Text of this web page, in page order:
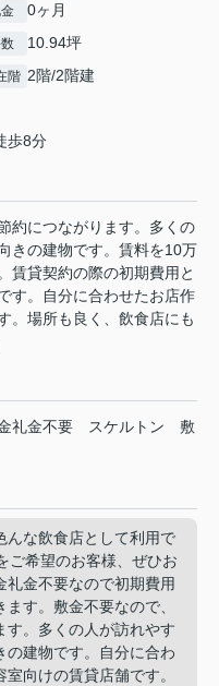
0ヶ月
10.94坪
階 2階/2階建
歩8分
約につながります。多くの
きの建物です。賃料を10万
賃貸契約の際の初期費用と
す。自分に合わせたお店作
。場所も良く、飲食店にも
礼金不要 スケルトン
敷
んな飲食店として利用で
ご希望のお客様、ぜひお
礼金不要なので初期費用
す。敷金不要なので、
す。多くの人が訪れやす
の建物です。自分に合わ
向けの賃貸店舗です。